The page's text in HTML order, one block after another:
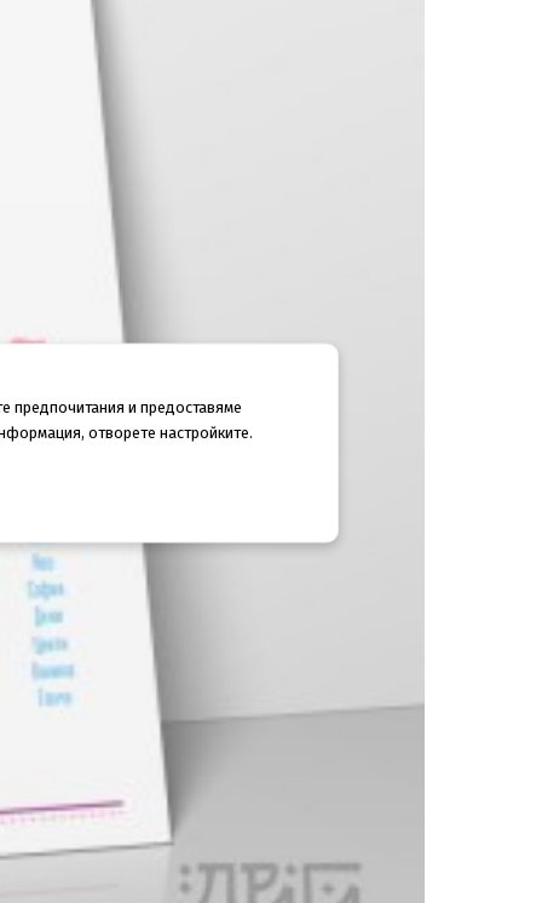
предпочитания и предоставяме
отворете настройките.